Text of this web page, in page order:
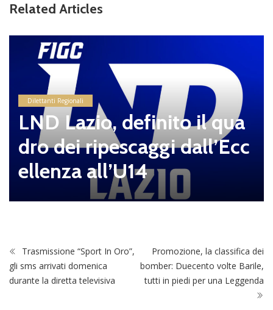
Related Articles
Dilettanti Regionali
LND Lazio, definito il qua
dro dei ripescaggi dall’Ecc
ellenza all’U14
Trasmissione “Sport In Oro”,
gli sms arrivati domenica
durante la diretta televisiva
Promozione, la classifica dei
bomber: Duecento volte Barile,
tutti in piedi per una Leggenda